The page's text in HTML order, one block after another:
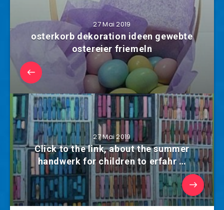
27 Mai 2019
osterkorb dekoration ideen gewebte
ostereier friemeln
27 Mai 2019
Click to the link, about the summer
handwerk for children to erfahr …